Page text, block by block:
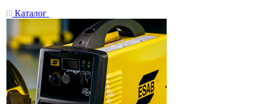
Каталог